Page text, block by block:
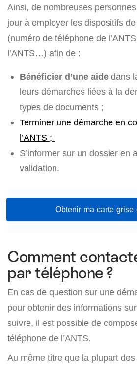
Ainsi, de nombreuses
jour à employer les dispositifs de
(numéro de téléphone de
l’ANTS…) afin de :
Bénéficier d’une aide dans
leurs démarches liées à la
types de documents ;
Terminer une démarche en
l’ANTS ;
S’informer sur un dossier en
validation.
Obtenir ma carte grise
Comment
par téléphone ?
En cas de question sur une
pour obtenir des informations
suivre, il est possible de
téléphone de l’ANTS.
Au même titre que la plupart